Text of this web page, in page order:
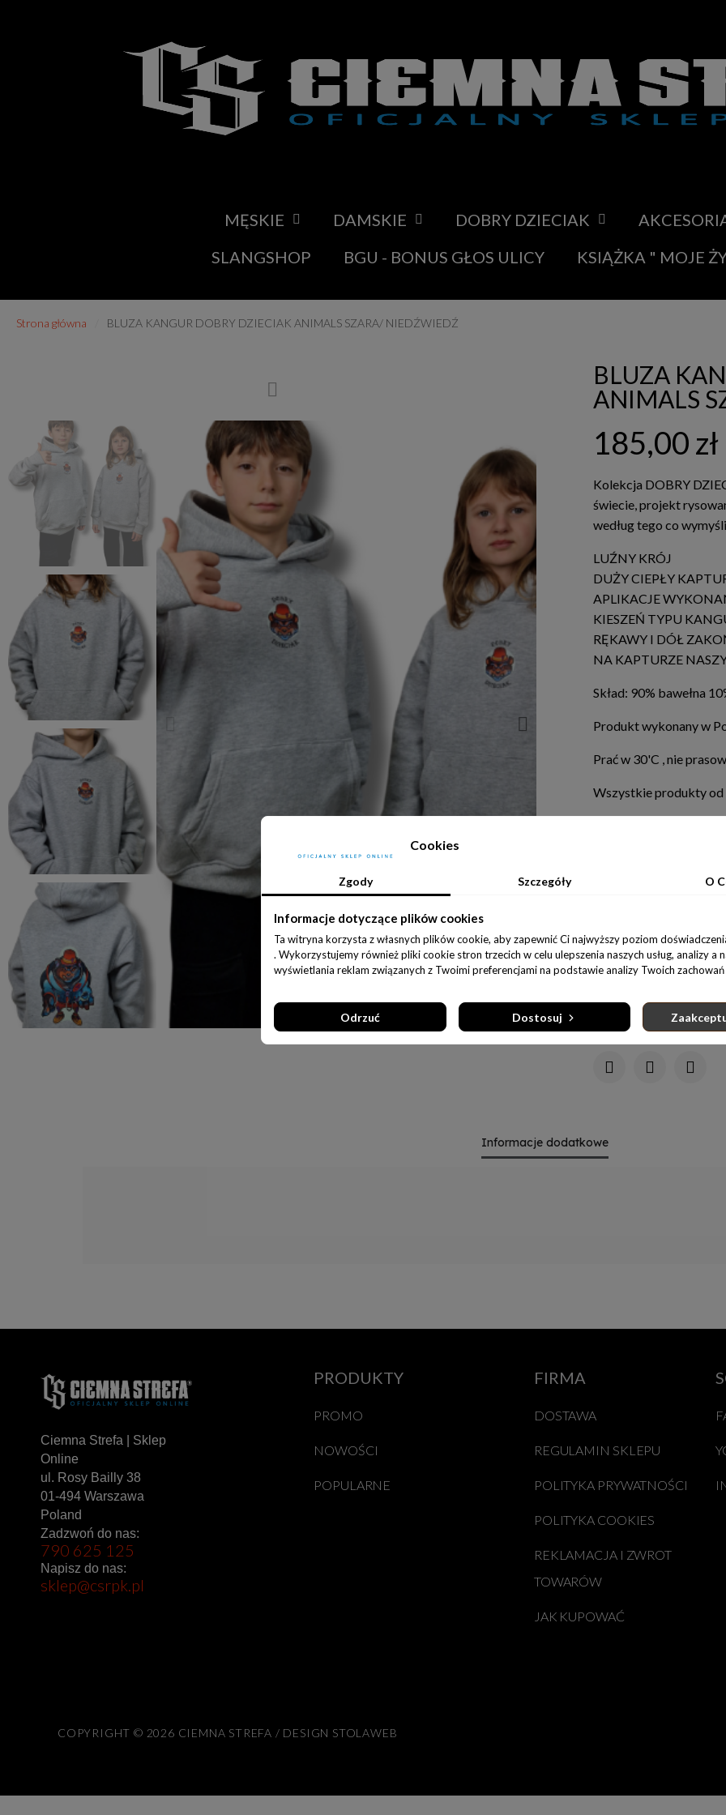
MĘSKIE DAMSKIE DOBRY DZIECIAK
SLANGSHOP
BGU - BONUS GŁOS ULICY KSIĄŻKA " MOJE
Strona główna BLUZA KANGUR DOBRY DZIECIAK ANIMALS SZARA/ NIEDŹWIEDŹ
BLUZA
ANIMALS
185,00 zł
Kolekcja DOBRY
świecie, projekt
według tego co
LUŹNY KRÓJ
DUŻY CIEPŁY
APLIKACJE
KIESZEŃ TYPU
RĘKAWY I DÓŁ
NA KAPTURZE
Skład: 90% bawełna
Produkt wykonany w
Prać w 30'C , nie
Wszystkie produkty od
Obserwujcie Nasze
Udostępnij:
Informacje dodatkowe
Ciemna Strefa | Sklep
Online
ul. Rosy Bailly 38
01-494 Warszawa
Poland
Zadzwoń do nas:
790 625 125
Napisz do nas:
sklep@csrpk.pl
PRODUKTY
PROMO
NOWOŚCI
POPULARNE
FIRMA
DOSTAWA
REGULAMIN SKLEPU
POLITYKA PRYWATNOŚCI
POLITYKA COOKIES
REKLAMACJA I ZWROT
TOWARÓW
JAK KUPOWAĆ
COPYRIGHT © 2026 CIEMNA STREFA / DESIGN STOLAWEB
Cookies
Zgody Szczegóły O
Informacje dotyczące plików cookies
Ta witryna korzysta z własnych plików cookie, aby zapewnić Ci najwyższy poziom
. Wykorzystujemy również pliki cookie stron trzecich w celu ulepszenia naszych usług, analizy a
wyświetlania reklam związanych z Twoimi preferencjami na podstawie analizy Twoich
Odrzuć Dostosuj